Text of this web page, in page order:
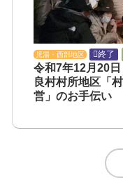
児湯・西部地区 終了
令和7年12月20
良村村所地区「
営」のお手伝い